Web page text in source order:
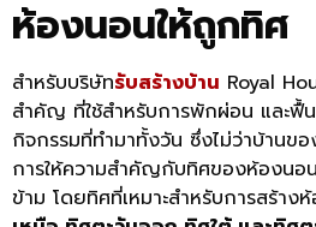
ห้องนอนให้ถูกทิศ
สำหรับบริษัทรับสร้างบ้าน Royal
สำคัญ ที่ใช้สำหรับการพักผ่อน และฟื้
กิจกรรมที่ทำมาทั้งวัน ซึ่งไม่ว่าบ้านข
การให้ความสำคัญกับทิศของห้องนอ
ข้าม โดยทิศที่เหมาะสำหรับการสร้า